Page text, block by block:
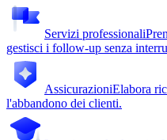
Servizi professionali
gestisci i follow-up senza
AssicurazioniElabora
l'abbandono dei clienti.